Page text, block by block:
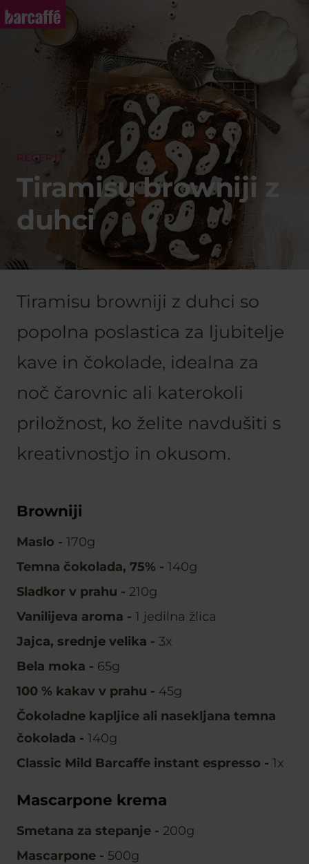
RECEPTI
Tiramisu browniji z
duhci
Tiramisu browniji z duhci so
popolna poslastica za ljubitelje
kave in čokolade, idealna za
noč čarovnic ali katerokoli
priložnost, ko želite navdušiti s
kreativnostjo in okusom.
Browniji
Maslo - 170g
Temna čokolada, 75% - 140g
Sladkor v prahu - 210g
Vanilijeva aroma - 1 jedilna žlica
Jajca, srednje velika - 3x
Bela moka - 65g
100 % kakav v prahu - 45g
Čokoladne kapljice ali nasekljana temna
čokolada - 140g
Classic Mild Barcaffe instant espresso - 1x
Mascarpone krema
Smetana za stepanje - 200g
Mascarpone - 500g